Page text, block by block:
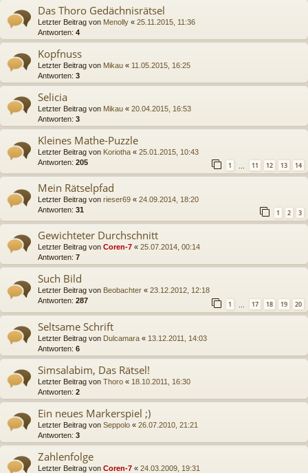
Das Thoro Gedächnisrätsel
Letzter Beitrag von Menolly « 25.11.2015, 11:36
Antworten: 4
Kopfnuss
Letzter Beitrag von Mikau « 11.05.2015, 16:25
Antworten: 3
Selicia
Letzter Beitrag von Mikau « 20.04.2015, 16:53
Antworten: 3
Kleines Mathe-Puzzle
Letzter Beitrag von Koriotha « 25.01.2015, 10:43
Antworten: 205 1 11 12 13 14
Mein Rätselpfad
Letzter Beitrag von rieser69 « 24.09.2014, 18:20
Antworten: 31 1 2 3
Gewichteter Durchschnitt
Letzter Beitrag von Coren-7 « 25.07.2014, 00:14
Antworten: 7
Such Bild
Letzter Beitrag von Beobachter « 23.12.2012, 12:18
Antworten: 287 1 17 18 19 20
Seltsame Schrift
Letzter Beitrag von Dulcamara « 13.12.2011, 14:03
Antworten: 6
Simsalabim, Das Rätsel!
Letzter Beitrag von Thoro « 18.10.2011, 16:30
Antworten: 2
Ein neues Markerspiel ;)
Letzter Beitrag von Seppolo « 26.07.2010, 21:21
Antworten: 3
Zahlenfolge
Letzter Beitrag von Coren-7 « 24.03.2009, 19:31